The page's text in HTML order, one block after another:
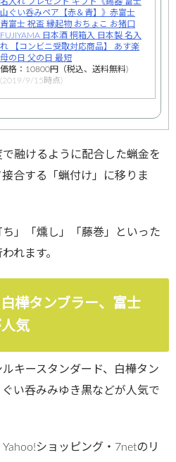
山ぐい呑みペア【赤＆青】》赤富士
青富士 祝盃 縁起物 おちょこ お猪口
FUJIYAMA 日本酒 桐箱入 日本製 名入
れ 【コンビニ受取対応商品】 あす楽
母の日 父の日 最短
価格：10800円（税込、送料無料)
(2019/9/15時点)
融けるように配合した蝋金を
合する「蝋付け」に移りま
」「燻し」「藤巻」といった
れます。
樺タンブラー、富士
気
キースタンダード、白樺タン
い呑みみゆき黒などが人気で
ショッピング・7netのリ